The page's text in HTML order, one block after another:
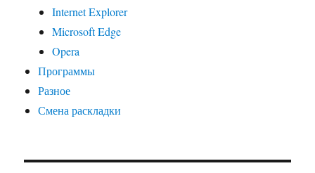
Internet Explorer
Microsoft Edge
Opera
Программы
Разное
Смена раскладки